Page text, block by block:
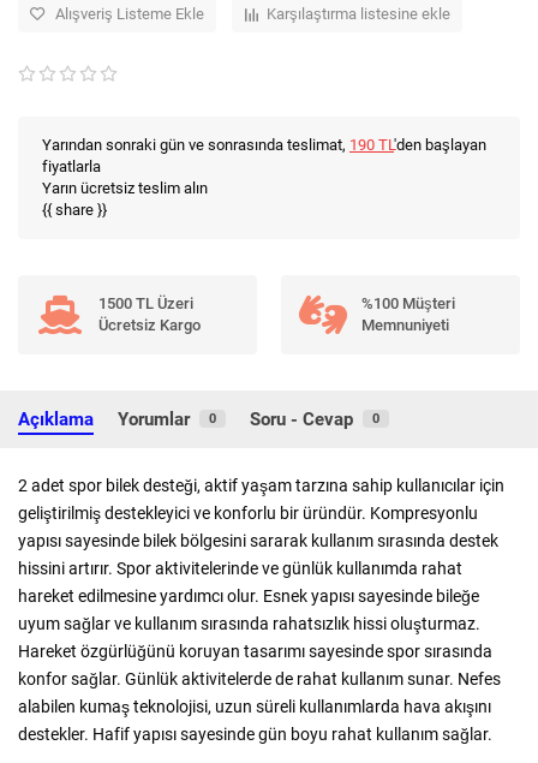
Alışveriş Listeme Ekle Karşılaştırma listesine ekle
Yarından sonraki gün ve sonrasında teslimat, 190 TL'den başlayan
fiyatlarla
Yarın ücretsiz teslim alın
{{ share }}
1500 TL Üzeri
Ücretsiz Kargo
%100 Müşteri
Memnuniyeti
Açıklama Yorumlar 0 Soru - Cevap 0
2 adet spor bilek desteği, aktif yaşam tarzına sahip kullanıcılar için
geliştirilmiş destekleyici ve konforlu bir üründür. Kompresyonlu
yapısı sayesinde bilek bölgesini sararak kullanım sırasında destek
hissini artırır. Spor aktivitelerinde ve günlük kullanımda rahat
hareket edilmesine yardımcı olur. Esnek yapısı sayesinde bileğe
uyum sağlar ve kullanım sırasında rahatsızlık hissi oluşturmaz.
Hareket özgürlüğünü koruyan tasarımı sayesinde spor sırasında
konfor sağlar. Günlük aktivitelerde de rahat kullanım sunar. Nefes
alabilen kumaş teknolojisi, uzun süreli kullanımlarda hava akışını
destekler. Hafif yapısı sayesinde gün boyu rahat kullanım sağlar.